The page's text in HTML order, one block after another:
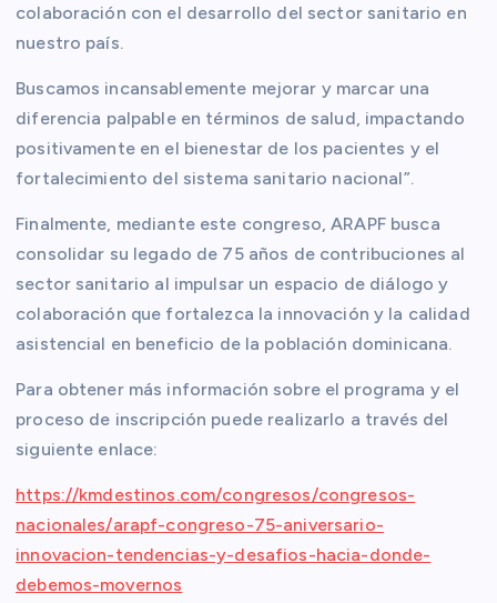
colaboración con el desarrollo del sector sanitario en
nuestro país.
Buscamos incansablemente mejorar y marcar una
diferencia palpable en términos de salud, impactando
positivamente en el bienestar de los pacientes y el
fortalecimiento del sistema sanitario nacional”.
Finalmente, mediante este congreso, ARAPF busca
consolidar su legado de 75 años de contribuciones al
sector sanitario al impulsar un espacio de diálogo y
colaboración que fortalezca la innovación y la calidad
asistencial en beneficio de la población dominicana.
Para obtener más información sobre el programa y el
proceso de inscripción puede realizarlo a través del
siguiente enlace:
https://kmdestinos.com/congresos/congresos-
nacionales/arapf-congreso-75-aniversario-
innovacion-tendencias-y-desafios-hacia-donde-
debemos-movernos